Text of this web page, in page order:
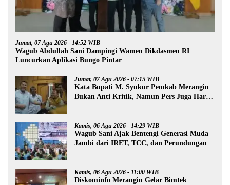
Jumat, 07 Agu 2026 - 14:52 WIB
Wagub Abdullah Sani Dampingi Wamen Dikdasmen RI
Luncurkan Aplikasi Bungo Pintar
Jumat, 07 Agu 2026 - 07:15 WIB
Kata Bupati M. Syukur Pemkab Merangin
Bukan Anti Kritik, Namun Pers Juga Harus
Kamis, 06 Agu 2026 - 14:29 WIB
Wagub Sani Ajak Bentengi Generasi Muda
Jambi dari IRET, TCC, dan Perundungan
Kamis, 06 Agu 2026 - 11:00 WIB
Diskominfo Merangin Gelar Bimtek